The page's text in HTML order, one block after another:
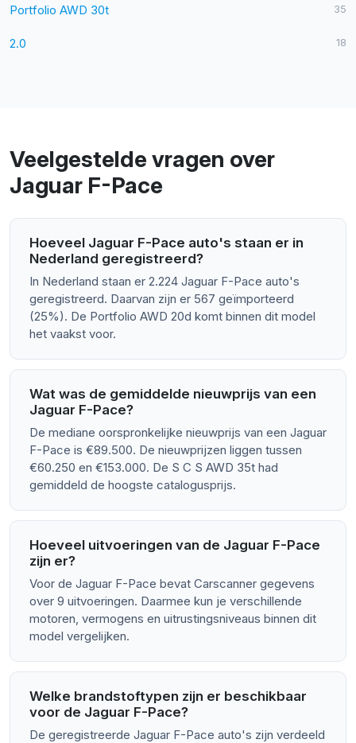
Portfolio AWD 30t 35
2.0 18
Veelgestelde vragen over
Jaguar F-Pace
Hoeveel Jaguar F-Pace auto's staan er in
Nederland geregistreerd?
In Nederland staan er 2.224 Jaguar F-Pace auto's
geregistreerd. Daarvan zijn er 567 geïmporteerd
(25%). De Portfolio AWD 20d komt binnen dit model
het vaakst voor.
Wat was de gemiddelde nieuwprijs van een
Jaguar F-Pace?
De mediane oorspronkelijke nieuwprijs van een Jaguar
F-Pace is €89.500. De nieuwprijzen liggen tussen
€60.250 en €153.000. De S C S AWD 35t had
gemiddeld de hoogste catalogusprijs.
Hoeveel uitvoeringen van de Jaguar F-Pace
zijn er?
Voor de Jaguar F-Pace bevat Carscanner gegevens
over 9 uitvoeringen. Daarmee kun je verschillende
motoren, vermogens en uitrustingsniveaus binnen dit
model vergelijken.
Welke brandstoftypen zijn er beschikbaar
voor de Jaguar F-Pace?
De geregistreerde Jaguar F-Pace auto's zijn verdeeld